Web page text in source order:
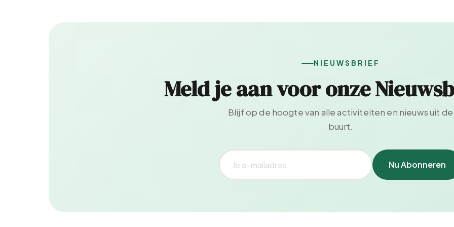
NIEUWSBRIEF
Meld je aan voor onze
Blijf op de hoogte van alle activiteiten en nieuws uit de
buurt.
Nu Abonneren